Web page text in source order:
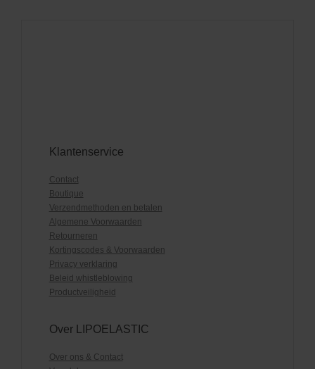
Klantenservice
Contact
Boutique
Verzendmethoden en betalen
Algemene Voorwaarden
Retourneren
Kortingscodes & Voorwaarden
Privacy verklaring
Beleid whistleblowing
Productveiligheid
Over LIPOELASTIC
Over ons & Contact